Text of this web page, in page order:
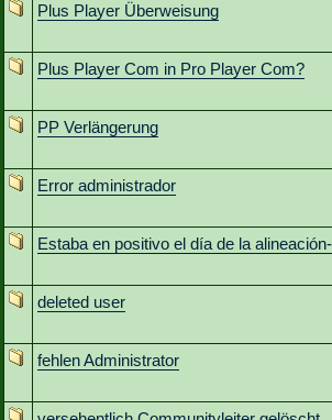
Plus Player Überweisung
Plus Player Com in Pro Player Com?
PP Verlängerung
Error administrador
Estaba en positivo el día de la
deleted user
fehlen Administrator